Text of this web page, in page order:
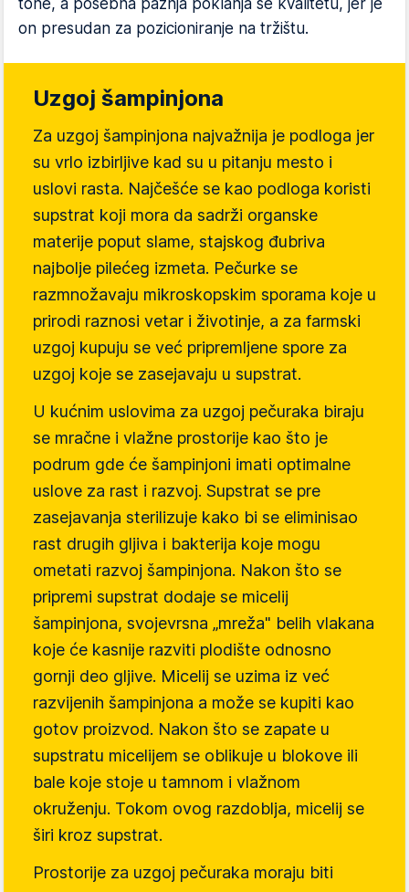
tone, a posebna pažnja poklanja se kvalitetu, jer je
on presudan za pozicioniranje na tržištu.
Uzgoj šampinjona
Za uzgoj šampinjona najvažnija je podloga jer
su vrlo izbirljive kad su u pitanju mesto i
uslovi rasta. Najčešće se kao podloga koristi
supstrat koji mora da sadrži organske
materije poput slame, stajskog đubriva
najbolje pilećeg izmeta. Pečurke se
razmnožavaju mikroskopskim sporama koje u
prirodi raznosi vetar i životinje, a za farmski
uzgoj kupuju se već pripremljene spore za
uzgoj koje se zasejavaju u supstrat.
U kućnim uslovima za uzgoj pečuraka biraju
se mračne i vlažne prostorije kao što je
podrum gde će šampinjoni imati optimalne
uslove za rast i razvoj. Supstrat se pre
zasejavanja sterilizuje kako bi se eliminisao
rast drugih gljiva i bakterija koje mogu
ometati razvoj šampinjona. Nakon što se
pripremi supstrat dodaje se micelij
šampinjona, svojevrsna „mreža" belih vlakana
koje će kasnije razviti plodište odnosno
gornji deo gljive. Micelij se uzima iz već
razvijenih šampinjona a može se kupiti kao
gotov proizvod. Nakon što se zapate u
supstratu micelijem se oblikuje u blokove ili
bale koje stoje u tamnom i vlažnom
okruženju. Tokom ovog razdoblja, micelij se
širi kroz supstrat.
Prostorije za uzgoj pečuraka moraju biti